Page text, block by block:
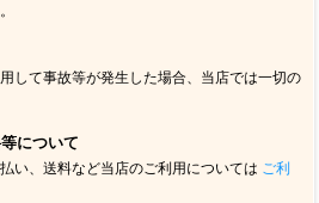
して事故等が発生した場合、当店では一切の
について
い、送料など当店のご利用については ご利